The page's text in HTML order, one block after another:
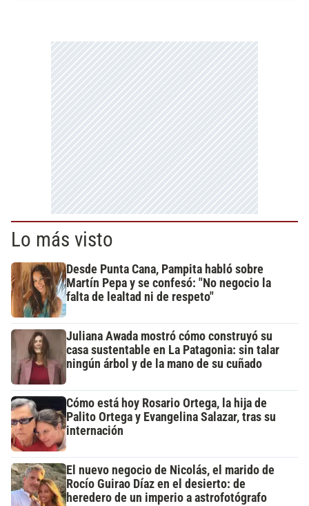
Lo más visto
Desde Punta Cana, Pampita habló sobre
Martín Pepa y se confesó: "No negocio la
falta de lealtad ni de respeto"
Juliana Awada mostró cómo construyó su
casa sustentable en La Patagonia: sin talar
ningún árbol y de la mano de su cuñado
Cómo está hoy Rosario Ortega, la hija de
Palito Ortega y Evangelina Salazar, tras su
internación
El nuevo negocio de Nicolás, el marido de
Rocío Guirao Díaz en el desierto: de
heredero de un imperio a astrofotógrafo